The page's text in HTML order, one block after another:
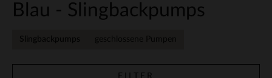
Blau - Slingbackpumps
Slingbackpumps geschlossene Pumpen
FILTER